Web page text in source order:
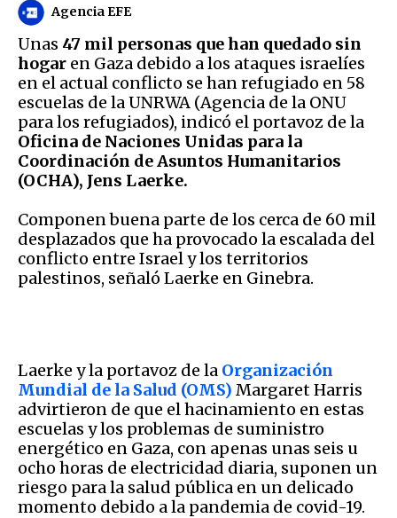
Agencia EFE
Unas 47 mil personas que han quedado sin
hogar en Gaza debido a los ataques israelíes
en el actual conflicto se han refugiado en 58
escuelas de la UNRWA (Agencia de la ONU
para los refugiados), indicó el portavoz de la
Oficina de Naciones Unidas para la
Coordinación de Asuntos Humanitarios
(OCHA), Jens Laerke.
Componen buena parte de los cerca de 60 mil
desplazados que ha provocado la escalada del
conflicto entre Israel y los territorios
palestinos, señaló Laerke en Ginebra.
Laerke y la portavoz de la Organización
Mundial de la Salud (OMS) Margaret Harris
advirtieron de que el hacinamiento en estas
escuelas y los problemas de suministro
energético en Gaza, con apenas unas seis u
ocho horas de electricidad diaria, suponen un
riesgo para la salud pública en un delicado
momento debido a la pandemia de covid-19.